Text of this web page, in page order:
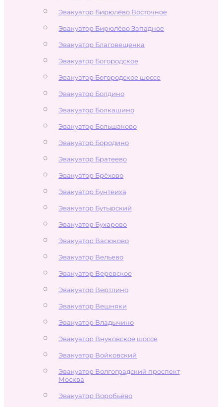
Эвакуатор Бирюлёво Восточное
Эвакуатор Бирюлёво Западное
Эвакуатор Благовещенка
Эвакуатор Богородское
Эвакуатор Богородское шоссе
Эвакуатор Болдино
Эвакуатор Болкашино
Эвакуатор Большаково
Эвакуатор Бородино
Эвакуатор Братеево
Эвакуатор Брёхово
Эвакуатор Бунтеиха
Эвакуатор Бутырский
Эвакуатор Бухарово
Эвакуатор Васюково
Эвакуатор Вельево
Эвакуатор Веревское
Эвакуатор Вертлино
Эвакуатор Вешняки
Эвакуатор Владычино
Эвакуатор Внуковское шоссе
Эвакуатор Войковский
Эвакуатор Волгоградский проспект
Москва
Эвакуатор Воробьёво